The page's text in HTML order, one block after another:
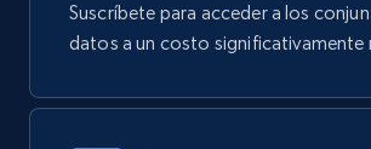
eCommerce
Suscríbete para acceder a los
datos a un costo significativamente